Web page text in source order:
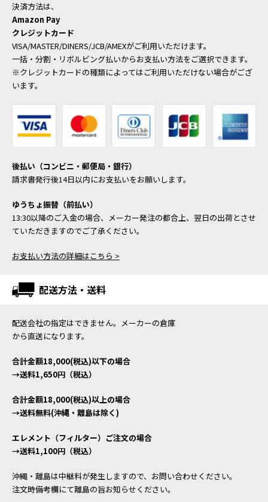
決済方法は、
Amazon Pay
クレジットカード
VISA/MASTER/DINERS/JCB/AMEXがご利用いただけます。
一括・分割・リボルビング払いからお支払い方法をご選択できます。
※クレジットカードの種類によってはご利用いただけない場合がござ
います。
後払い（コンビニ・郵便局・銀行）
請求書発行後14日以内にお支払いをお願いします。
ゆうちょ振替（前払い）
13:30以降のご入金の場合、メーカー発注の都合上、翌日の出荷とさせ
ていただきますのでご了承ください。
お支払い方法の詳細はこちら >
配送方法・送料
配送会社の指定はできません。メーカーの倉庫
から直送になります。
合計金額18,000(税込)以下の場合
→送料1,650円（税込）
合計金額18,000(税込)以上の場合
→送料無料(沖縄・離島は除く)
エレメント（フィルター）ご注文の場合
→送料1,100円（税込）
沖縄・離島は中継料が発生しますので、お問い合わせください。
注文時備考欄にて離島の旨お知らせください。